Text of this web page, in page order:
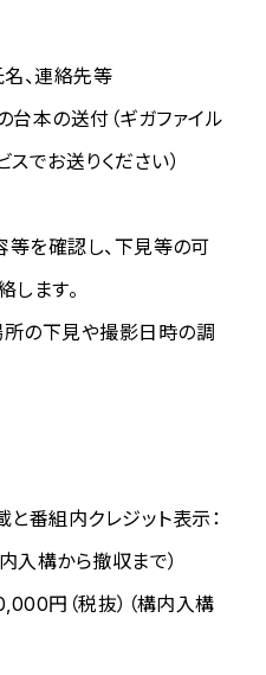
名、連絡先等
本の送付（ギガファイル
でお送りください）
等を確認し、下見等の可
ます。
所の下見や撮影日時の調
番組内クレジット表示：
入構から撤収まで）
円（税抜）（構内入構